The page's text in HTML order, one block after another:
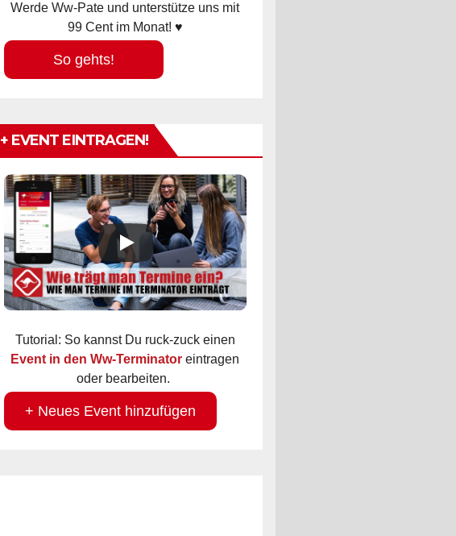
Werde Ww-Pate und unterstütze uns mit
99 Cent im Monat! ♥
So gehts!
+ EVENT EINTRAGEN!
Tutorial: So kannst Du ruck-zuck einen
Event in den Ww-Terminator eintragen
oder bearbeiten.
+ Neues Event hinzufügen